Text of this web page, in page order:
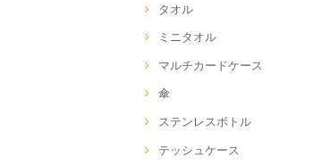
タオル
ミニタオル
マルチカードケース
傘
ステンレスボトル
テッシュケース